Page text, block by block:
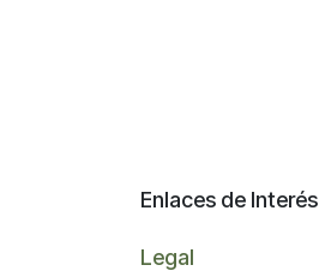
Enlaces de Interés
Legal